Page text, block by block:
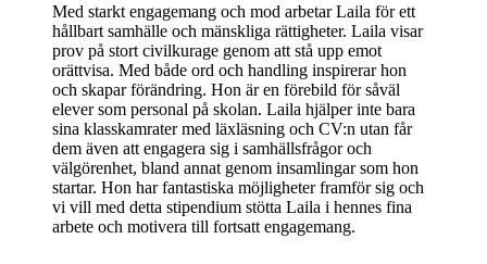
Med starkt engagemang och mod arbetar Laila för ett
hållbart samhälle och mänskliga rättigheter. Laila visar
prov på stort civilkurage genom att stå upp emot
orättvisa. Med både ord och handling inspirerar hon
och skapar förändring. Hon är en förebild för såväl
elever som personal på skolan. Laila hjälper inte bara
sina klasskamrater med läxläsning och CV:n utan får
dem även att engagera sig i samhällsfrågor och
välgörenhet, bland annat genom insamlingar som hon
startar. Hon har fantastiska möjligheter framför sig och
vi vill med detta stipendium stötta Laila i hennes fina
arbete och motivera till fortsatt engagemang.